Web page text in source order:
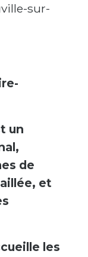
sur-
un
de
et
les